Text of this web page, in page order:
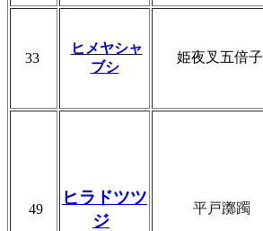
33
ヒメヤシャ
ブシ
姫夜叉五倍子
49
ヒラドツツ
ジ
平戸躑躅